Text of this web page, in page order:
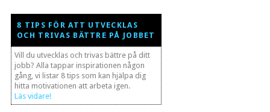
8 TIPS FÖR ATT UTVECKLAS
OCH TRIVAS BÄTTRE PÅ JOBBET
Vill du utvecklas och trivas bättre på ditt
jobb? Alla tappar inspirationen någon
gång, vi listar 8 tips som kan hjälpa dig
hitta motivationen att arbeta igen.
Läs vidare!